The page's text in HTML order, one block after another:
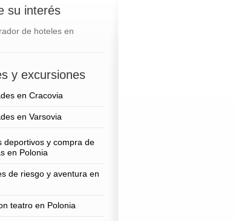
su interés
de hoteles en
y excursiones
en Cracovia
en Varsovia
deportivos y compra de
en Polonia
de riesgo y aventura en
teatro en Polonia